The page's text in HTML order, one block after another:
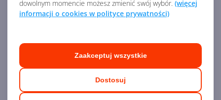
dowolnym momencie możesz zmienić swój wybór. (więcej
informacji o cookies w polityce prywatności)
Dostosuj
Zaakceptuj wszystkie
nawet na pięciu urządzeniach.
Powrót do Windows 10 Pro w dowolnym
lub zostanie przeniesiona na innego użytkownika,
Windows 10 Enterprise wróci płynnie do
Windows 10 Pro (po okresie prolongaty do 90
Miesięczny model cenowy na użytkownika: